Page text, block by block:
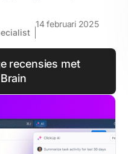
14 februari 2025
recensies met